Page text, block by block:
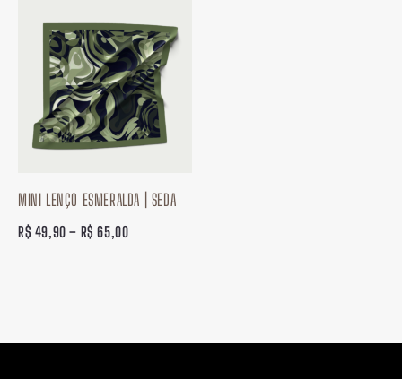
MINI LENÇO ESMERALDA | SEDA
R$ 49,90 – R$ 65,00
de
preço:
R$ 49,90
através
R$ 65,00